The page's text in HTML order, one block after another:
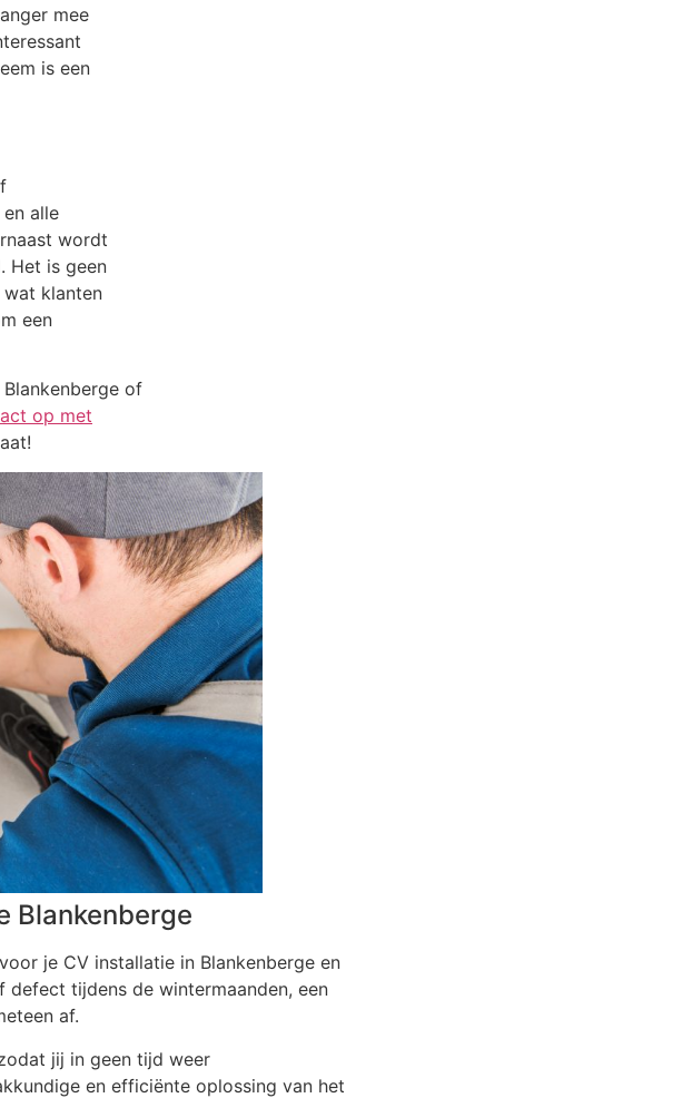
mee
is een
alle
wordt
Het is geen
wat klanten
een
of
op met
Blankenberge
je CV installatie in Blankenberge en
tijdens de wintermaanden, een
af.
jij in geen tijd weer
en efficiënte oplossing van het